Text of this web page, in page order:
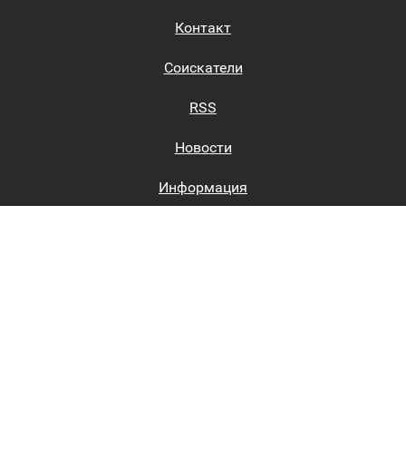
Контакт
Соискатели
RSS
Новости
Информация